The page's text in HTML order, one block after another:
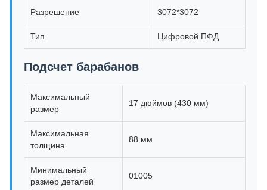
Разрешение 3072*3072
Тип Цифровой ПФД
Подсчет барабанов
Максимальный
размер
17 дюймов (430 мм)
Максимальная
толщина
88 мм
Минимальный
размер деталей
01005